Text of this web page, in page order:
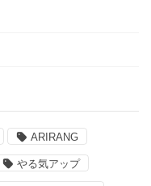
ARIRANG
やる気アップ